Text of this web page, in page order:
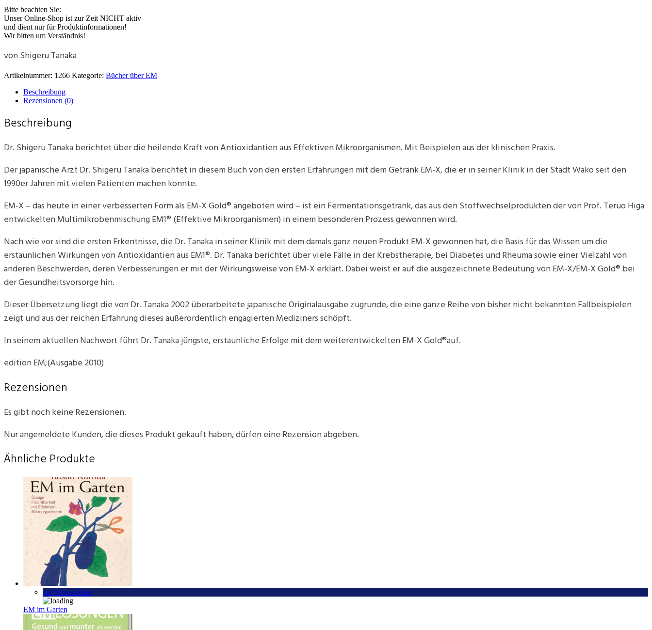
Bitte beachten Sie:
Unser Online-Shop ist zur Zeit NICHT aktiv
und dient nur für Produktinformationen!
Wir bitten um Verständnis!
von Shigeru Tanaka
Artikelnummer: 1266 Kategorie: Bücher über EM
Beschreibung
Rezensionen (0)
Beschreibung
Dr. Shigeru Tanaka berichtet über die heilende Kraft von Antioxidantien aus Effektiven Mikroorganismen. Mit Beispielen aus der klinischen Praxis.
Der japanische Arzt Dr. Shigeru Tanaka berichtet in diesem Buch von den ersten Erfahrungen mit dem Getränk EM-X, die er in seiner Klinik in der Stadt Wako seit den
1990er Jahren mit vielen Patienten machen konnte.
EM-X – das heute in einer verbesserten Form als EM-X Gold® angeboten wird – ist ein Fermentationsgetränk, das aus den Stoffwechselprodukten der von Prof. Teruo Higa
entwickelten Multimikrobenmischung EM1® (Effektive Mikroorganismen) in einem besonderen Prozess gewonnen wird.
Nach wie vor sind die ersten Erkentnisse, die Dr. Tanaka in seiner Klinik mit dem damals ganz neuen Produkt EM-X gewonnen hat, die Basis für das Wissen um die
erstaunlichen Wirkungen von Antioxidantien aus EM1®. Dr. Tanaka berichtet über viele Fälle in der Krebstherapie, bei Diabetes und Rheuma sowie einer Vielzahl von
anderen Beschwerden, deren Verbesserungen er mit der Wirkungsweise von EM-X erklärt. Dabei weist er auf die ausgezeichnete Bedeutung von EM-X/EM-X Gold® bei
der Gesundheitsvorsorge hin.
Dieser Übersetzung liegt die von Dr. Tanaka 2002 überarbeitete japanische Originalausgabe zugrunde, die eine ganze Reihe von bisher nicht bekannten Fallbeispielen
zeigt und aus der reichen Erfahrung dieses außerordentlich engagierten Mediziners schöpft.
In seinem aktuellen Nachwort führt Dr. Tanaka jüngste, erstaunliche Erfolge mit dem weiterentwickelten EM-X Gold®auf.
edition EM;(Ausgabe 2010)
Rezensionen
Es gibt noch keine Rezensionen.
Nur angemeldete Kunden, die dieses Produkt gekauft haben, dürfen eine Rezension abgeben.
Ähnliche Produkte
zur Wunschliste
EM im Garten